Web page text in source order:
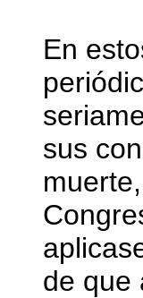
En
sus
de que